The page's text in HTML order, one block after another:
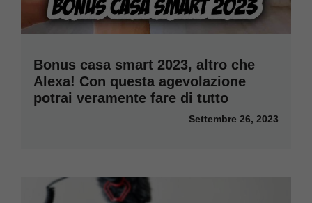
Bonus casa smart 2023, altro che
Alexa! Con questa agevolazione
potrai veramente fare di tutto
Settembre 26, 2023